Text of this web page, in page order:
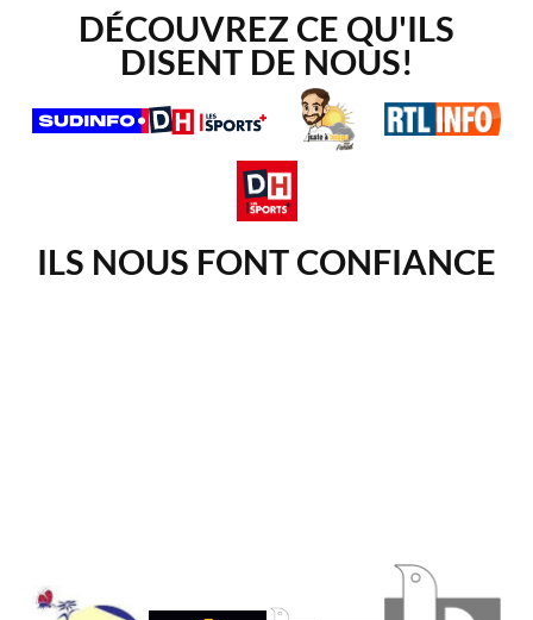
DÉCOUVREZ CE QU'ILS
DISENT DE NOUS!
ILS NOUS FONT CONFIANCE